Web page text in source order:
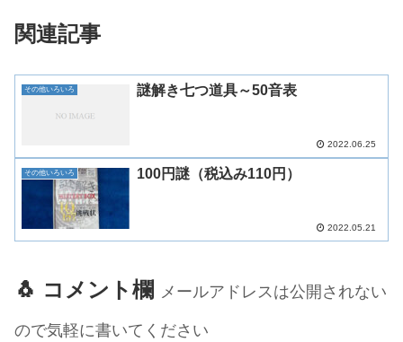
関連記事
その他いろいろ 謎解き七つ道具～50音表
2022.06.25
その他いろいろ 100円謎（税込み110円）
2022.05.21
🐧 コメント欄 メールアドレスは公開されない
ので気軽に書いてください